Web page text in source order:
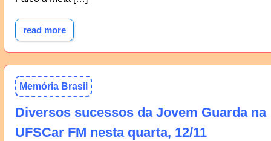
read more
Memória Brasil
Diversos sucessos da Jovem Guarda na
UFSCar FM nesta quarta, 12/11